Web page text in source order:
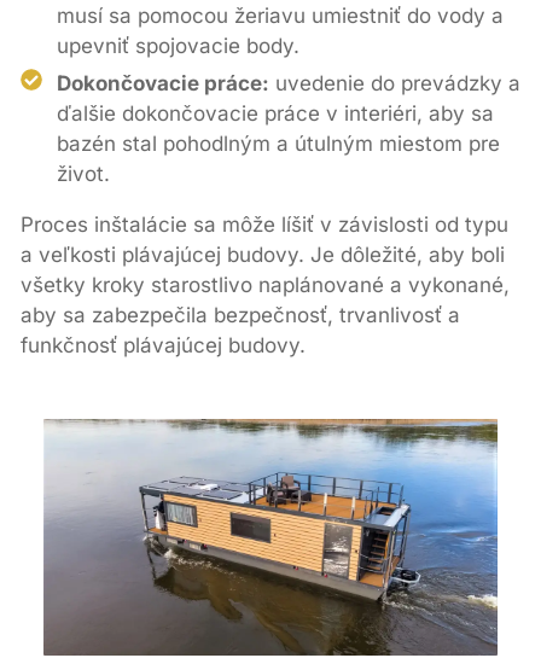
musí sa pomocou žeriavu umiestniť do vody a
upevniť spojovacie body.
Dokončovacie práce: uvedenie do prevádzky a
ďalšie dokončovacie práce v interiéri, aby sa
bazén stal pohodlným a útulným miestom pre
život.
Proces inštalácie sa môže líšiť v závislosti od typu
a veľkosti plávajúcej budovy. Je dôležité, aby boli
všetky kroky starostlivo naplánované a vykonané,
aby sa zabezpečila bezpečnosť, trvanlivosť a
funkčnosť plávajúcej budovy.